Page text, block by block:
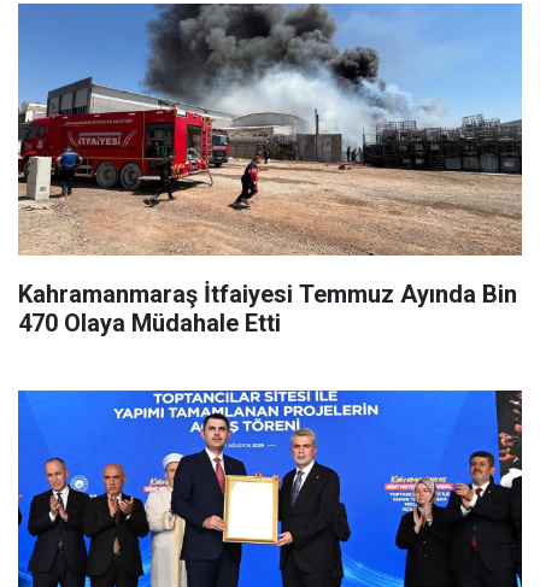
Kahramanmaraş İtfaiyesi Temmuz Ayında Bin
470 Olaya Müdahale Etti